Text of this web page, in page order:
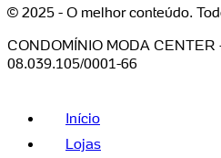
© 2025 - O melhor conteúdo.
CONDOMÍNIO MODA CENTER
08.039.105/0001-66
Início
Lojas